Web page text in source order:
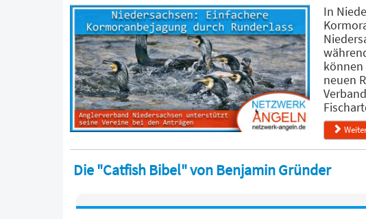
In
können
neuen
Die "Catfish Bibel" von Benjamin Gründer